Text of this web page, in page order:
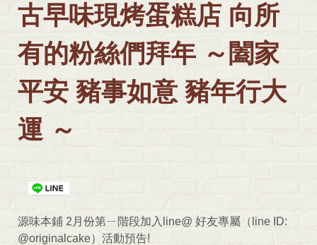
古早味現烤蛋糕店 向所
有的粉絲們拜年 ～闔家
平安 豬事如意 豬年行大
運 ～
源味本鋪 2 月份第ㄧ階段加入 line@ 好友專屬（ line ID:
@originalcake）活動預告!